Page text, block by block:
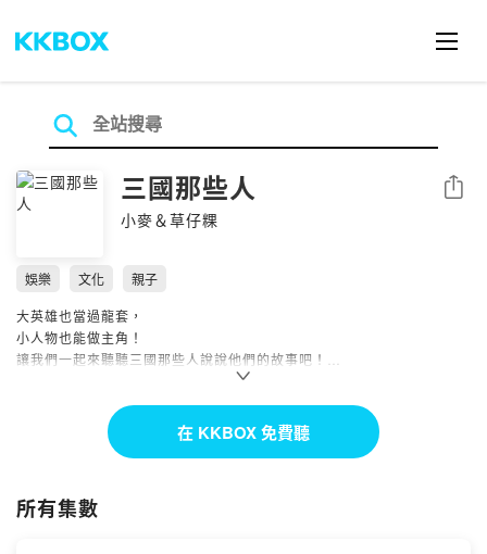
三國那些人
小麥＆草仔粿
分享
娛樂 文化
親子
大英雄也當過龍套，
小人物也能做主角！
讓我們一起來聽聽三國那些人說說他們的故事吧！
👋我們是草仔粿和小麥👋
這是一個結合「沉浸式歷史廣播劇」與「現代視角」的節目。
用聲音喚醒千年前的三國人物，讓他們開口訴說自己的人生故事。
❓ 貂蟬面對呂布時，心中是否曾有猶豫？
在 KKBOX 免費聽
所有集數